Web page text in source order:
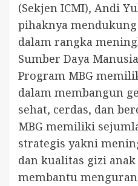
(Sekjen ICMI), Andi
pihaknya
dalam rangka
Sumber Daya
Program MBG
dalam membangun
sehat, cerdas, dan
MBG memiliki
strategis yakni
dan kualitas gizi
membantu